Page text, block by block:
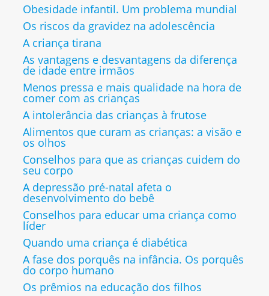
Obesidade infantil. Um problema mundial
Os riscos da gravidez na adolescência
A criança tirana
As vantagens e desvantagens da diferença
de idade entre irmãos
Menos pressa e mais qualidade na hora de
comer com as crianças
A intolerância das crianças à frutose
Alimentos que curam as crianças: a visão e
os olhos
Conselhos para que as crianças cuidem do
seu corpo
A depressão pré-natal afeta o
desenvolvimento do bebê
Conselhos para educar uma criança como
líder
Quando uma criança é diabética
A fase dos porquês na infância. Os porquês
do corpo humano
Os prêmios na educação dos filhos